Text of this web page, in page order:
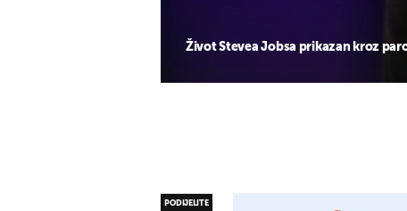
Život Stevea Jobsa prikazan kroz
PODIJELITE